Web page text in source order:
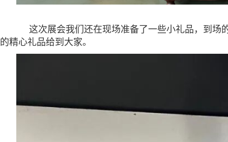
这次展会我们还在现场准备了一些小礼品，到场
的精心礼品给到大家。